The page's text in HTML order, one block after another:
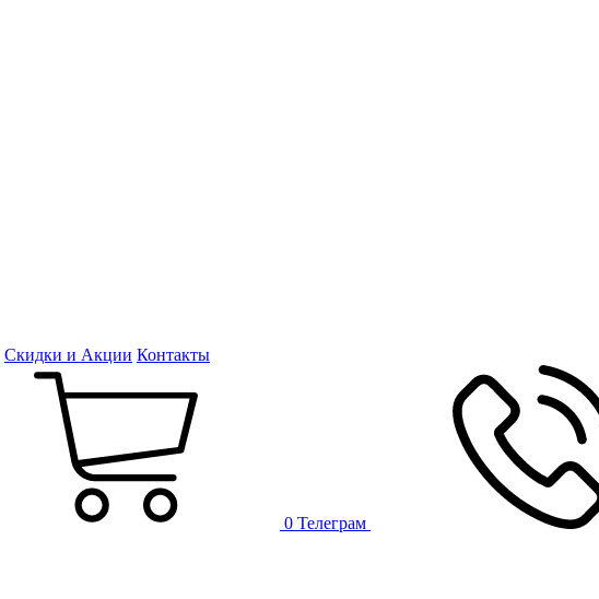
Скидки и Акции Контакты
0 Телеграм